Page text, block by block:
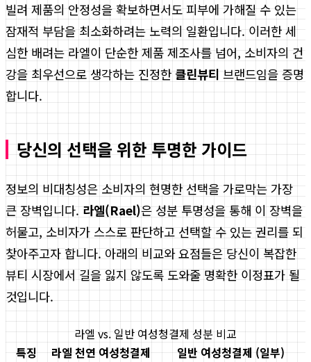
빌려 제품의 안정성을 확보하면서도 피부에 가해질 수 있는
잠재적 부담을 최소화하려는 노력의 일환입니다. 이러한 세
심한 배려는 라엘이 단순한 제품 제조사를 넘어, 소비자의 건
강을 최우선으로 생각하는 진정한 클린뷰티 브랜드임을 증명
합니다.
당신의 선택을 위한 투명한 가이드
정보의 비대칭성은 소비자의 현명한 선택을 가로막는 가장
큰 장벽입니다. 라엘(Rael)은 성분 투명성을 통해 이 장벽을
허물고, 소비자가 스스로 판단하고 선택할 수 있는 권리를 되
찾아주고자 합니다. 아래의 비교와 요점들은 당신이 복잡한
뷰티 시장에서 길을 잃지 않도록 도와줄 명확한 이정표가 될
것입니다.
라엘 vs. 일반 여성청결제 성분 비교
특징
라엘 천연 여성청결제
일반 여성청결제 (일부)